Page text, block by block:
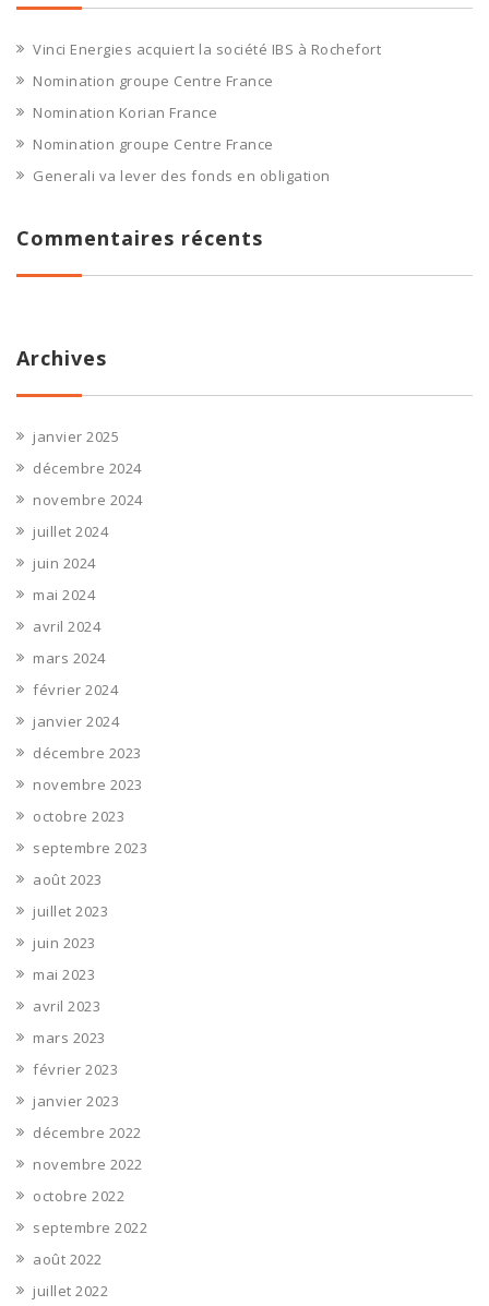
Vinci Energies acquiert la société IBS à Rochefort
Nomination groupe Centre France
Nomination Korian France
Nomination groupe Centre France
Generali va lever des fonds en obligation
Commentaires récents
Archives
janvier 2025
décembre 2024
novembre 2024
juillet 2024
juin 2024
mai 2024
avril 2024
mars 2024
février 2024
janvier 2024
décembre 2023
novembre 2023
octobre 2023
septembre 2023
août 2023
juillet 2023
juin 2023
mai 2023
avril 2023
mars 2023
février 2023
janvier 2023
décembre 2022
novembre 2022
octobre 2022
septembre 2022
août 2022
juillet 2022